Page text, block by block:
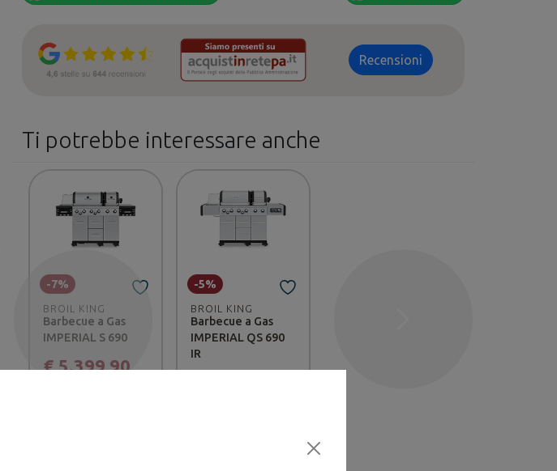
Recensioni
Ti potrebbe interessare anche
BROIL KING
Barbecue a Gas
IMPERIAL S 690
€ 5.399,90
-7%
BROIL KING
Barbecue a Gas
IMPERIAL QS 690
IR
-5%
Precedente